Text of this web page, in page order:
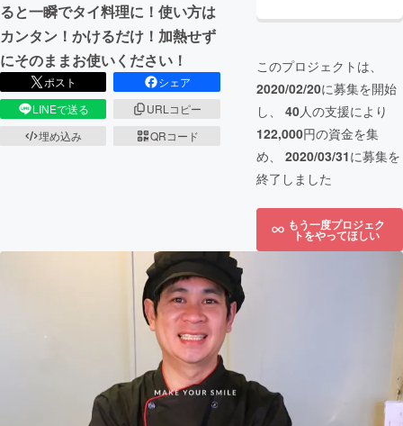
ると一瞬でタイ料理に！使い方は
カンタン！かけるだけ！加熱せず
にそのままお使いください！
ポスト
シェア
LINEで送る
URLコピー
埋め込み
QRコード
このプロジェクトは、
2020/02/20に募集を開始
し、 40人の支援により
122,000円の資金を集
め、 2020/03/31に募集を
終了しました
もう一度プロジェク
トをやってほしい